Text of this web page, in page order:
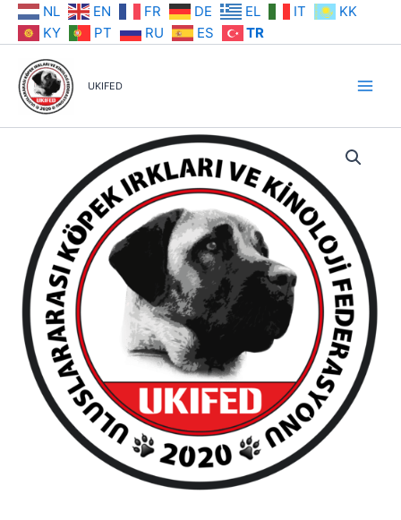
İçeriğe NL EN FR DE EL IT
KK
KY
PT RU ES TR
UKIFED